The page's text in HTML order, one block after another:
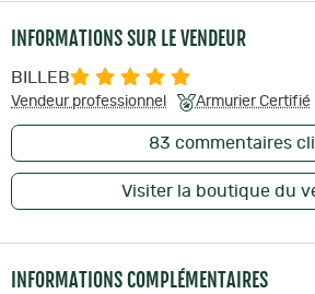
INFORMATIONS SUR LE VENDEUR
BILLEB
Vendeur professionnel Armurier Certifié
83 commentaires
Visiter la boutique du
INFORMATIONS COMPLÉMENTAIRES